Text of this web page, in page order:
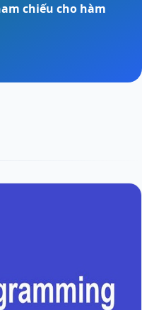
chiếu cho hàm